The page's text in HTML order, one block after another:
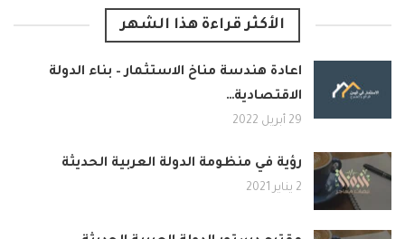
الأكثر قراءة هذا الشهر
اعادة هندسة مناخ الاستثمار – بناء الدولة
الاقتصادية…
29 أبريل 2022
رؤية في منظومة الدولة العربية الحديثة
2 يناير 2021